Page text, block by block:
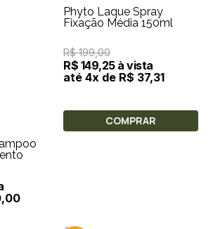
Phyto Laque Spray
Fixação Média 150ml
R$ 199,00
R$ 149,25 à vista
até 4x de R$ 37,31
COMPRAR